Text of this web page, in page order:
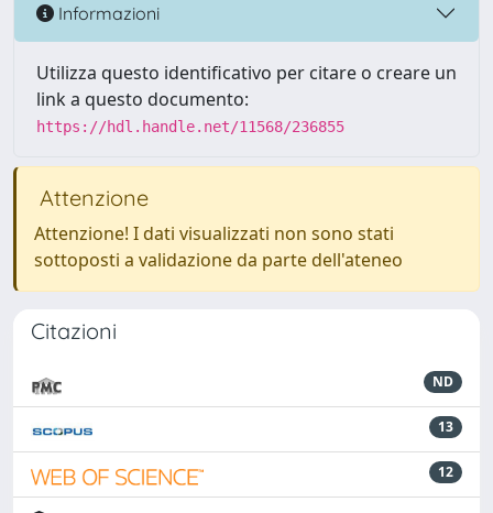
Informazioni
Utilizza questo identificativo per citare o creare un
link a questo documento:
https://hdl.handle.net/11568/236855
Attenzione
Attenzione! I dati visualizzati non sono stati
sottoposti a validazione da parte dell'ateneo
Citazioni
ND
13
12